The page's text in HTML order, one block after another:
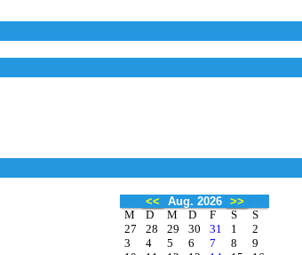
<< Aug. 2026 >>
M
D M D F S
S
27
28 29 30 31 1
2
3
4 5 6 7 8
9